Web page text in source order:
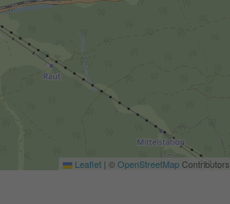
Leaflet | ©OpenStreetMapContributors